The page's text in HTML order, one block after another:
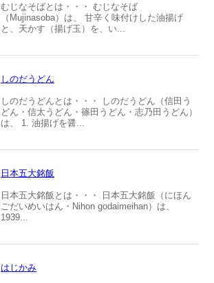
むじなそばとは・・・ むじなそば
（Mujinasoba）は、 甘辛く味付けした油揚げ
と、天かす（揚げ玉）を、い...
しのだうどん
しのだうどんとは・・・ しのだうどん（信田う
どん・信太うどん・篠田うどん・志乃田うどん）
は、 1. 油揚げを醤...
日本五大銘飯
日本五大銘飯とは・・・ 日本五大銘飯（にほん
ごだいめいはん・Nihon godaimeihan）は、
1939...
はじかみ